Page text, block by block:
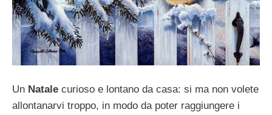
Un Natale curioso e lontano da casa: si ma non volete
allontanarvi troppo, in modo da poter raggiungere i